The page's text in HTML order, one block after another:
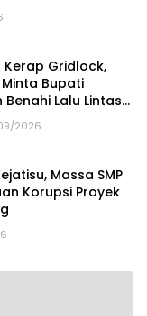
Gridlock,
Bupati
Lalu Lintas
2026
Massa SMP
Korupsi Proyek